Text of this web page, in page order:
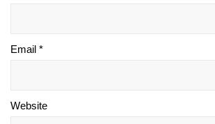
Email *
Website